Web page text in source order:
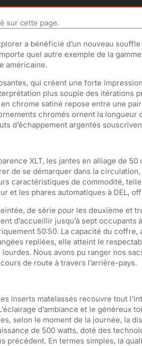
sur cette page.
a bénéficié d’un nouveau
quel autre exemple de la
américaine.
qui créent une forte
plus souple des itérations
chrome satiné repose entre une
chromés ornent la
d’échappement argentés
XLT, les jantes en alliage de
de se démarquer dans la
caractéristiques de commodité,
et les phares automatiques à DEL,
de série pour les deuxième et
d’accueillir jusqu’à sept occupants
50:50. La capacité du
repliées, elle atteint le
Nous avons pu ranger nos
de route à travers l’arrière-pays.
inserts matelassés recouvre tout
d’ambiance et le généreux
selon le moment de la journée, la
de 500 watts, doté des
précédent. En termes simples, la